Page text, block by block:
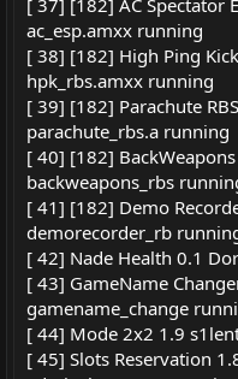
ac_esp.amxx running
[ 38] [182] High Ping
hpk_rbs.amxx running
[ 39] [182] Parachute
parachute_rbs.a running
[ 40] [182] BackWeapons
backweapons_rbs
[ 41] [182] Demo
demorecorder_rb
[ 42] Nade Health 0.1
[ 43] GameName
gamename_change
[ 44] Mode 2x2 1.9
[ 45] Slots Reservation